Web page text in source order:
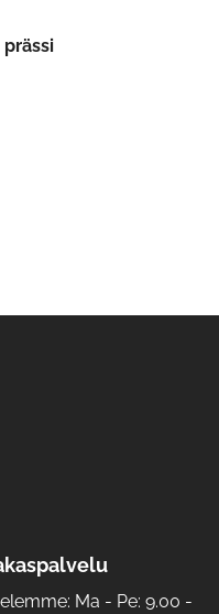
Ma - Pe: 9.00 -